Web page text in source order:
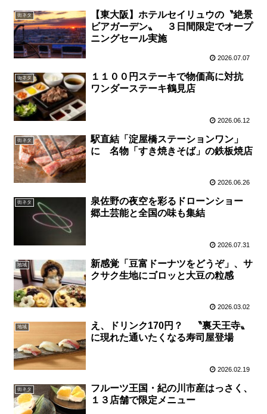
街ネタ
【東大阪】ホテルセイリュウの〝絶景
ビアガーデン〟 ３日間限定でオープ
ニングセール実施
2026.07.07
街ネタ
１１００円ステーキで物価高に対抗
ワンダーステーキ鶴見店
2026.06.12
街ネタ
駅直結「淀屋橋ステーションワン」
に 名物「すき焼きそば」の鉄板焼店
2026.06.26
街ネタ
泉佐野の夜空を彩るドローンショー
郷土芸能と全国の味も集結
2026.07.31
地域
新感覚「豆富ドーナツをどうぞ」、サ
クサク生地にゴロッと大豆の粒感
2026.03.02
地域
え、ドリンク170円？ 〝裏天王寺〟
に現れた通いたくなる寿司屋登場
2026.02.19
街ネタ
フルーツ王国・紀の川市産はっさく、
１３店舗で限定メニュー